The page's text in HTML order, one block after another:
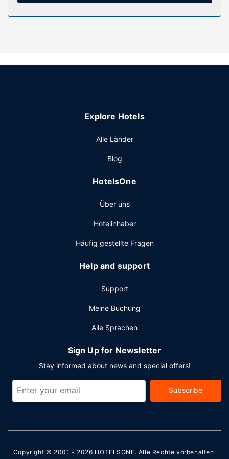
Ausstattung der Anlage
Hochzeitsservice.
bietet. Ein inbegriffenes kontinentales Frühstück wird
Sonstige Einrichtungen
Zum Angebot gehören ein PC-Arbeitsplatz, eine rund um
Gepäckaufbewahrung. Wenn du eine Veranstaltung in
den 5941 Quadratfuß (552 Quadratmeter) großen
und 6 Tagungsräume. Vor Ort gibt es Folgendes: Parken
ohne Service (kostenlos).
Explore Hotels
Alle Länder
Blog
HotelsOne
Über uns
Hotelinhaber
Häufig gestellte Fragen
Help and support
Support
Meine Buchung
Alle Sprachen
Sign Up for Newsletter
Stay informed about news and special offers!
Subscribe
Copyright © 2001 - 2026 HOTELSONE. Alle Rechte vorbehalten.